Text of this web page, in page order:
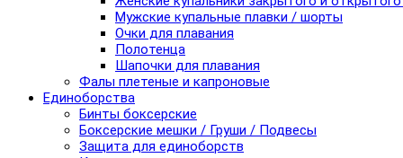
Мужские купальные плавки / шорты
Очки для плавания
Полотенца
Шапочки для плавания
Фалы плетеные и капроновые
Единоборства
Бинты боксерские
Боксерские мешки / Груши / Подвесы
Защита для единоборств